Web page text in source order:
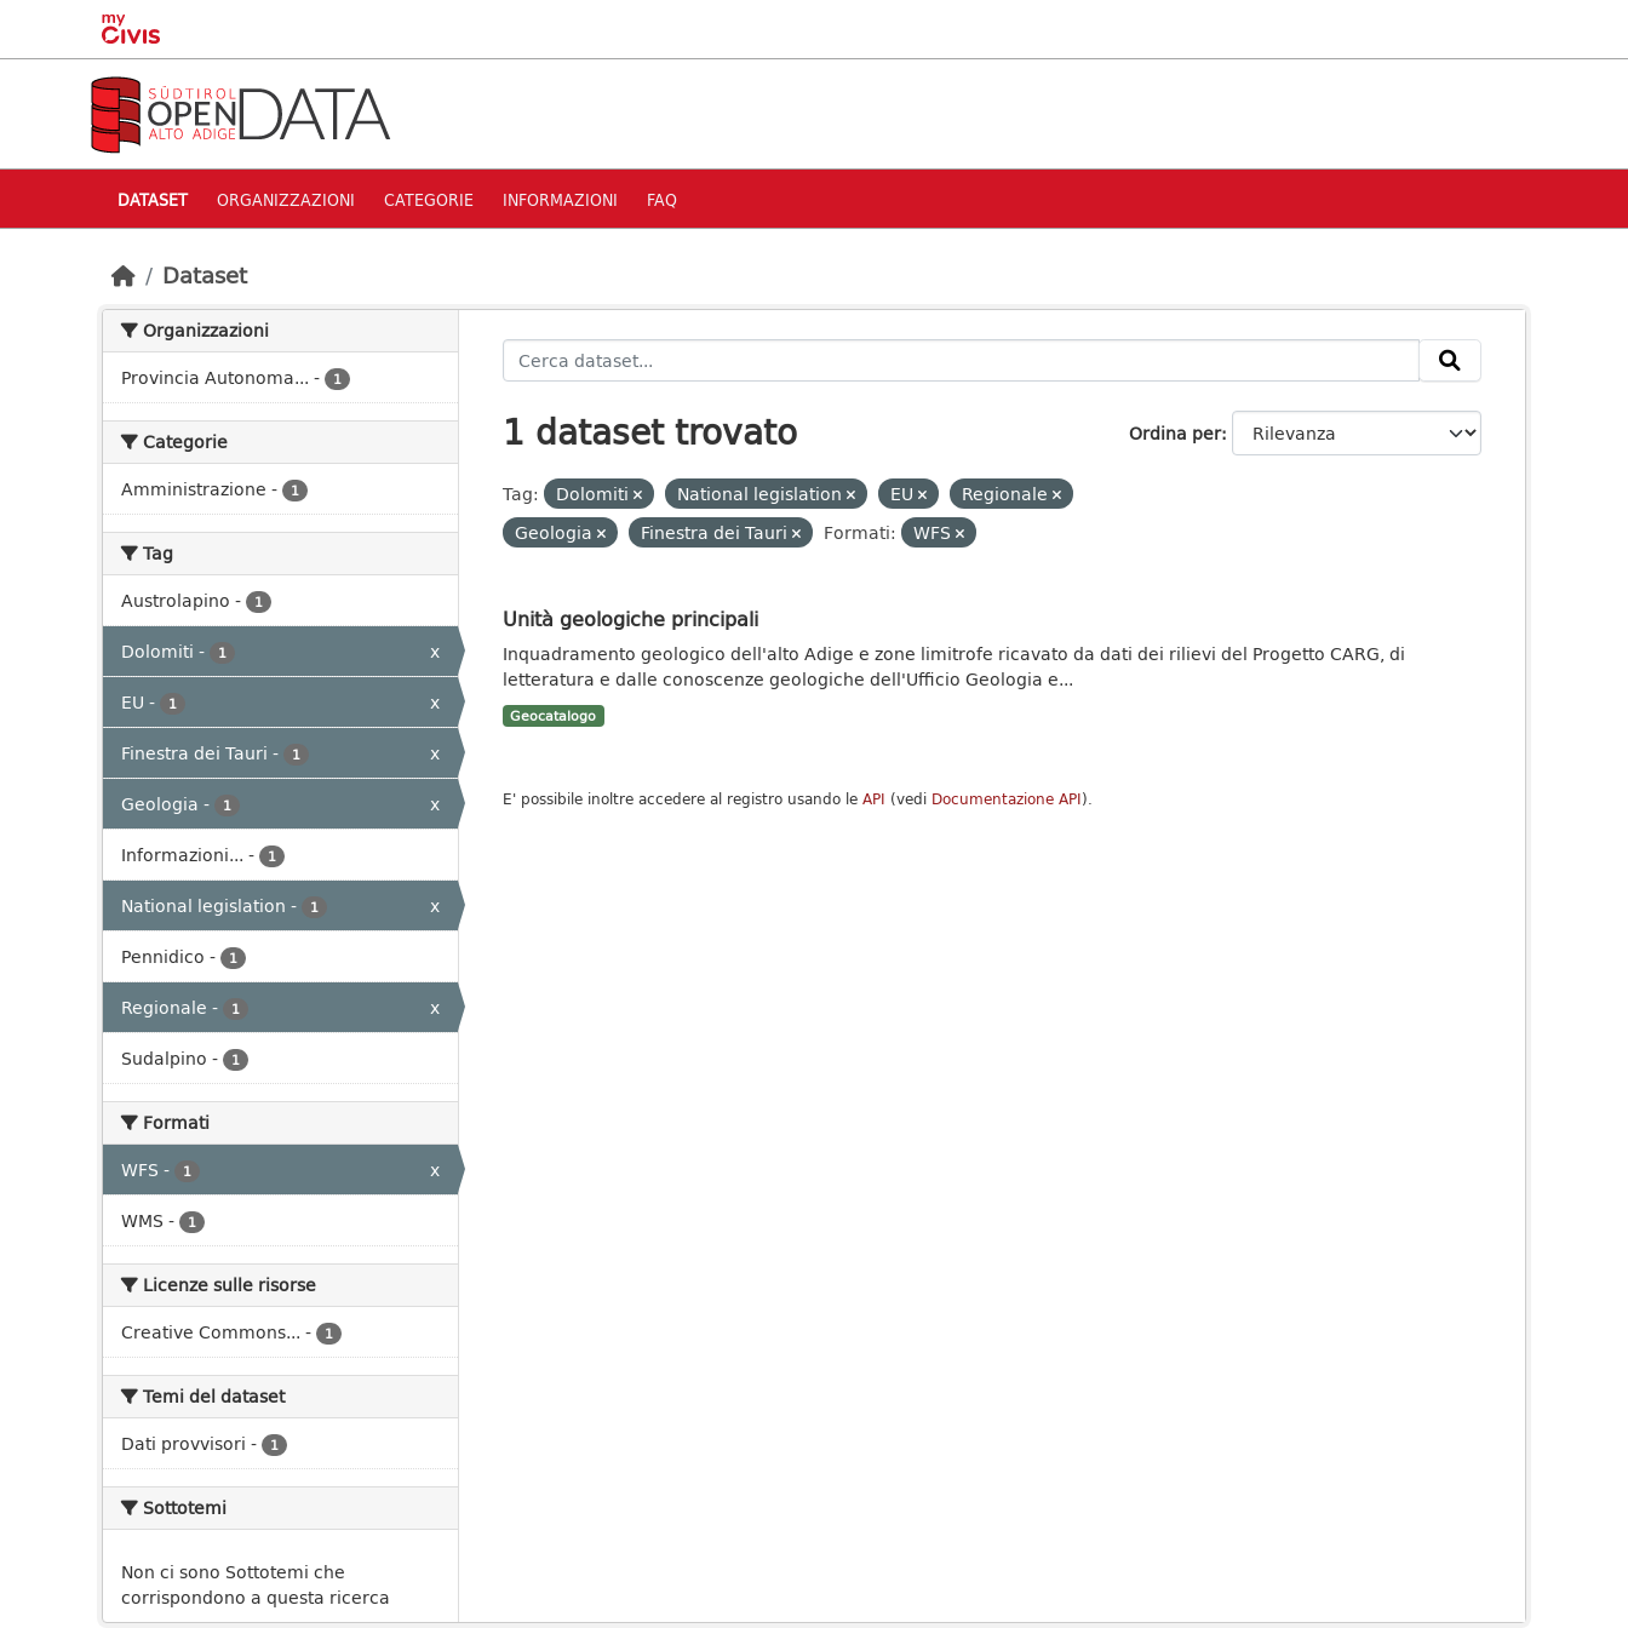
Skip to main content
DATASET ORGANIZZAZIONI CATEGORIE INFORMAZIONI FAQ
Dataset
Organizzazioni
Provincia Autonoma... - 1
Categorie
Amministrazione - 1
Tag
Austrolapino - 1
Dolomiti - 1
x
EU - 1
x
Finestra dei Tauri - 1
x
Geologia - 1
x
Informazioni... - 1
National legislation - 1
x
Pennidico - 1
Regionale - 1
x
Sudalpino - 1
Formati
WFS - 1
x
WMS - 1
Licenze sulle risorse
Creative Commons... - 1
Temi del dataset
Dati provvisori - 1
Sottotemi
Non ci sono Sottotemi che
corrispondono a questa ricerca
Ordina per
1 dataset trovato
Tag: Dolomiti National legislation EU
Regionale
Geologia
Finestra dei Tauri Formati: WFS
Unità geologiche principali
Inquadramento geologico dell'alto Adige e zone limitrofe ricavato da dati dei rilievi del Progetto CARG, di
letteratura e dalle conoscenze geologiche dell'Ufficio Geologia e...
Geocatalogo
E' possibile inoltre accedere al registro usando le API (vedi Documentazione API).